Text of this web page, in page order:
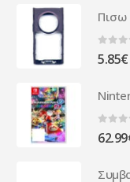
0 out
5.85€
0out
62.99